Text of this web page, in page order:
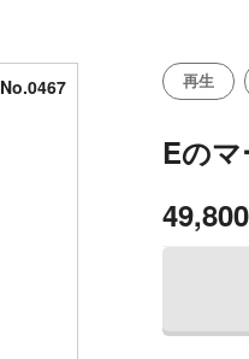
No.0467 再生
Eの
49,800